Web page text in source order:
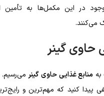
در این مکمل‌ها به تأمین
می‌کنند.
حاوی گینر
منابع غذایی حاوی گینر می‌رسیم.
پیدا کنید که مهم‌ترین و